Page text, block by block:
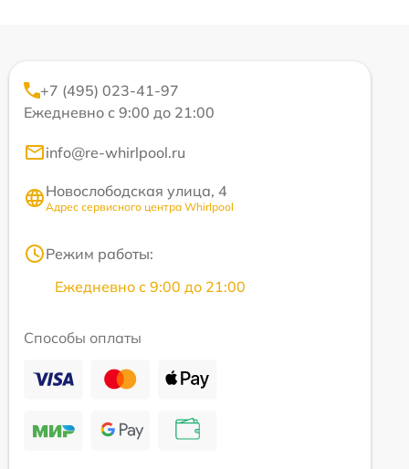
+7 (495) 023-41-97
Ежедневно с 9:00 до 21:00
info@re-whirlpool.ru
Новослободская улица, 4
Адрес сервисного центра Whirlpool
Режим работы:
Ежедневно с 9:00 до 21:00
Способы оплаты